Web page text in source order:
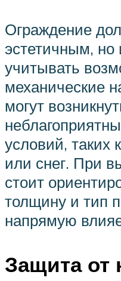
Ограждение
эстетичным,
учитывать
механические
могут
условий, таких
или снег. При
стоит
толщину и тип
напрямую
Защита от